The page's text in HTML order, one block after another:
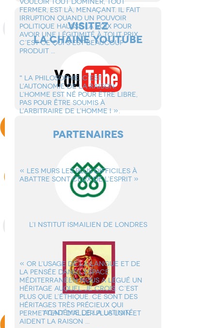
VOULOIR TOUT DOMINER, TOUT
FERMER, EST Là, MENAçANT. IL FAIT
IRRUPTION QUAND UN POUVOIR
POLITIQUE HAUSSE LA VOIX POUR
AVOIR UNE LéGITIMITé à TOUT PRIX.
C’EST CE QUI S’EST BEAUCOUP
PRODUIT ...
" LA PHILOSOPHIE, C’EST
L’AUTONOMIE DE LA RAISON.
L’HOMME EST Né POUR êTRE LIBRE,
PAS POUR êTRE SOUMIS à
L’ARBITRAIRE DE L’HOMME ! ».
« LES MURS LES PLUS DIFFICILES à
ABATTRE SONT CEUX DE L’ESPRIT »
« OR L’USAGE DE LA LANGUE ET DE
LA PENSÉE DANS L’ESPACE
MÉDITERRANÉEN NOUS A LÉGUÉ UN
HÉRITAGE AUQUEL JE CROIS. C’EST
PLUS QUE L’ÉTHIQUE. CE SONT DES
HÉRITAGES TRÈS PRÉCIEUX QUI
PERMETTENT D’ALLER PLUS LOIN ET
AIDENT LA RAISON ...
VISITEZ
LA CHAINE YOUTUBE
PARTENAIRES
L’i nstitut ismailien de Londres
Académie de la Latinité